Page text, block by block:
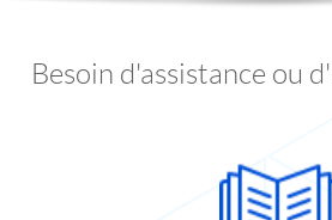
Besoin d'assistance ou